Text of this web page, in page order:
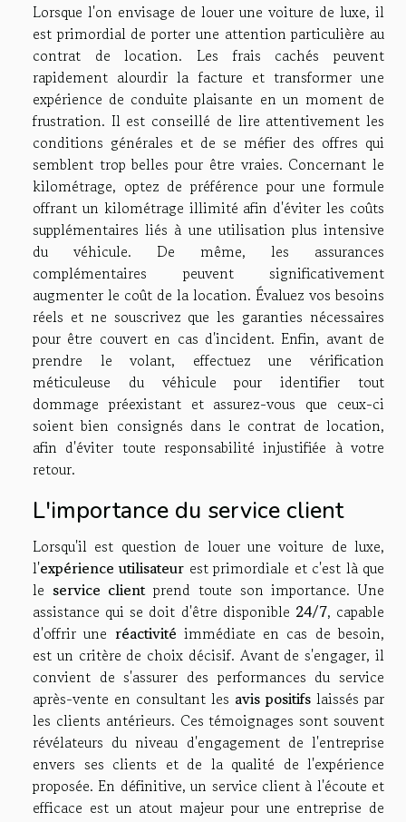
Lorsque l'on envisage de louer une voiture de luxe, il
est primordial de porter une attention particulière au
contrat de location. Les frais cachés peuvent
rapidement alourdir la facture et transformer une
expérience de conduite plaisante en un moment de
frustration. Il est conseillé de lire attentivement les
conditions générales et de se méfier des offres qui
semblent trop belles pour être vraies. Concernant le
kilométrage, optez de préférence pour une formule
offrant un kilométrage illimité afin d'éviter les coûts
supplémentaires liés à une utilisation plus intensive
du véhicule. De même, les assurances
complémentaires peuvent significativement
augmenter le coût de la location. Évaluez vos besoins
réels et ne souscrivez que les garanties nécessaires
pour être couvert en cas d'incident. Enfin, avant de
prendre le volant, effectuez une vérification
méticuleuse du véhicule pour identifier tout
dommage préexistant et assurez-vous que ceux-ci
soient bien consignés dans le contrat de location,
afin d'éviter toute responsabilité injustifiée à votre
retour.
L'importance du service client
Lorsqu'il est question de louer une voiture de luxe,
l'expérience utilisateur est primordiale et c'est là que
le service clientprend toute son importance. Une
assistance qui se doit d'être disponible 24/7, capable
d'offrir une réactivité immédiate en cas de besoin,
est un critère de choix décisif. Avant de s'engager, il
convient de s'assurer des performances du service
après-vente en consultant les avis positifs laissés par
les clients antérieurs. Ces témoignages sont souvent
révélateurs du niveau d'engagement de l'entreprise
envers ses clients et de la qualité de l'expérience
proposée. En définitive, un service client à l'écoute et
efficace est un atout majeur pour une entreprise de